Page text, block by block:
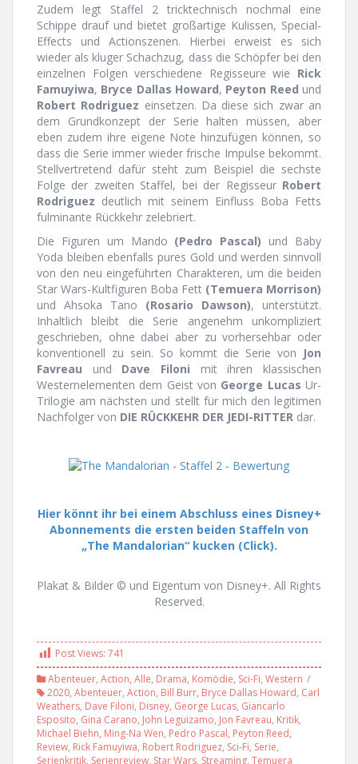
Zudem legt Staffel 2 tricktechnisch nochmal eine
Schippe drauf und bietet großartige Kulissen, Special-
Effects und Actionszenen. Hierbei erweist es sich
wieder als kluger Schachzug, dass die Schöpfer bei den
einzelnen Folgen verschiedene Regisseure wie Rick
Famuyiwa, Bryce Dallas Howard, Peyton Reed und
Robert Rodriguez einsetzen. Da diese sich zwar an
dem Grundkonzept der Serie halten müssen, aber
eben zudem ihre eigene Note hinzufügen können, so
dass die Serie immer wieder frische Impulse bekommt.
Stellvertretend dafür steht zum Beispiel die sechste
Folge der zweiten Staffel, bei der Regisseur Robert
Rodriguez deutlich mit seinem Einfluss Boba Fetts
fulminante Rückkehr zelebriert.
Die Figuren um Mando (Pedro Pascal) und Baby
Yoda bleiben ebenfalls pures Gold und werden sinnvoll
von den neu eingeführten Charakteren, um die beiden
Star Wars-Kultfiguren Boba Fett (Temuera Morrison)
und Ahsoka Tano (Rosario Dawson), unterstützt.
Inhaltlich bleibt die Serie angenehm unkompliziert
geschrieben, ohne dabei aber zu vorhersehbar oder
konventionell zu sein. So kommt die Serie von Jon
Favreau und Dave Filoni mit ihren klassischen
Westernelementen dem Geist von George Lucas Ur-
Trilogie am nächsten und stellt für mich den legitimen
Nachfolger von DIE RÜCKKEHR DER JEDI-RITTER dar.
Hier könnt ihr bei einem Abschluss eines Disney+
Abonnements die ersten beiden Staffeln von
„The Mandalorian“ kucken (Click).
Plakat & Bilder © und Eigentum von Disney+. All Rights
Reserved.
Post Views: 741
Abenteuer, Action, Alle, Drama, Komödie, Sci-Fi, Western
2020, Abenteuer, Action, Bill Burr, Bryce Dallas Howard, Carl
Weathers, Dave Filoni, Disney, George Lucas, Giancarlo
Esposito, Gina Carano, John Leguizamo, Jon Favreau, Kritik,
Michael Biehn, Ming-Na Wen, Pedro Pascal, Peyton Reed,
Review, Rick Famuyiwa, Robert Rodriguez, Sci-Fi, Serie,
Serienkritik, Serienreview, Star Wars, Streaming, Temuera